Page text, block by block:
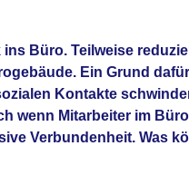
Büro. Teilweise
Ein Grund
Kontakte
wenn Mitarbeiter im
Verbundenheit. Was